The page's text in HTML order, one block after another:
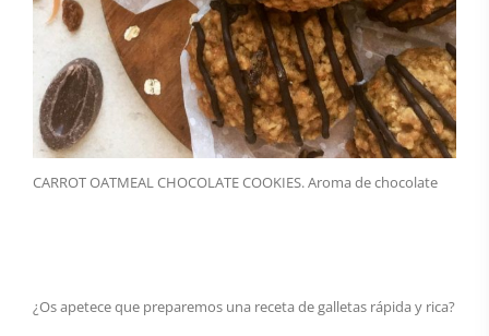
CARROT OATMEAL CHOCOLATE COOKIES. Aroma de chocolate
¿Os apetece que preparemos una receta de galletas rápida y rica?